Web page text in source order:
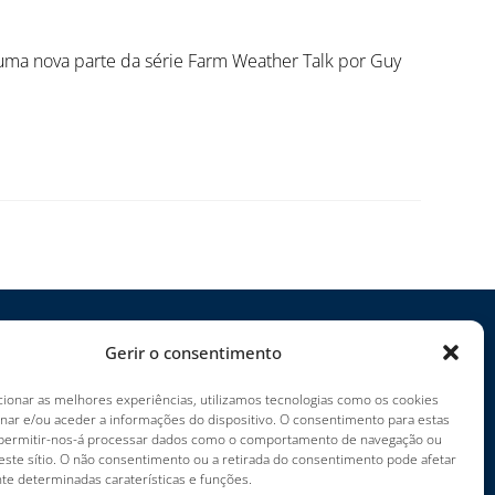
Gerir o consentimento
as melhores experiências, utilizamos tecnologias como os cookies
e/ou aceder a informações do dispositivo. O consentimento para estas
nos-á processar dados como o comportamento de navegação ou
sítio. O não consentimento ou a retirada do consentimento pode afetar
determinadas caraterísticas e funções.
nova parte da série Farm Weather Talk por Guy
de utilização